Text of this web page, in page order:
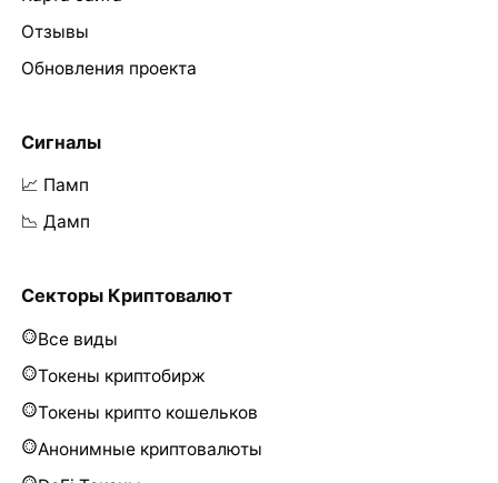
Отзывы
Обновления проекта
Сигналы
📈 Памп
📉 Дамп
Секторы Криптовалют
Все виды
Токены криптобирж
Токены крипто кошельков
Анонимные криптовалюты